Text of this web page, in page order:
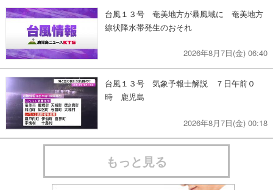
台風１３号 奄美地方が暴風域に 奄美地方
線状降水帯発生のおそれ
2026年8月7日(金) 06:40
台風１３号 気象予報士解説 ７日午前０
時 鹿児島
2026年8月7日(金) 00:18
もっと見る